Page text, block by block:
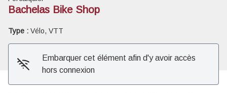
Bachelas Bike Shop
Type : Vélo, VTT
Embarquer cet élément afin d'y avoir accès
hors connexion